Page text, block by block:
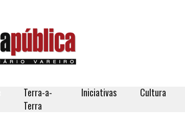
Terra-a-
Terra
Iniciativas Cultura